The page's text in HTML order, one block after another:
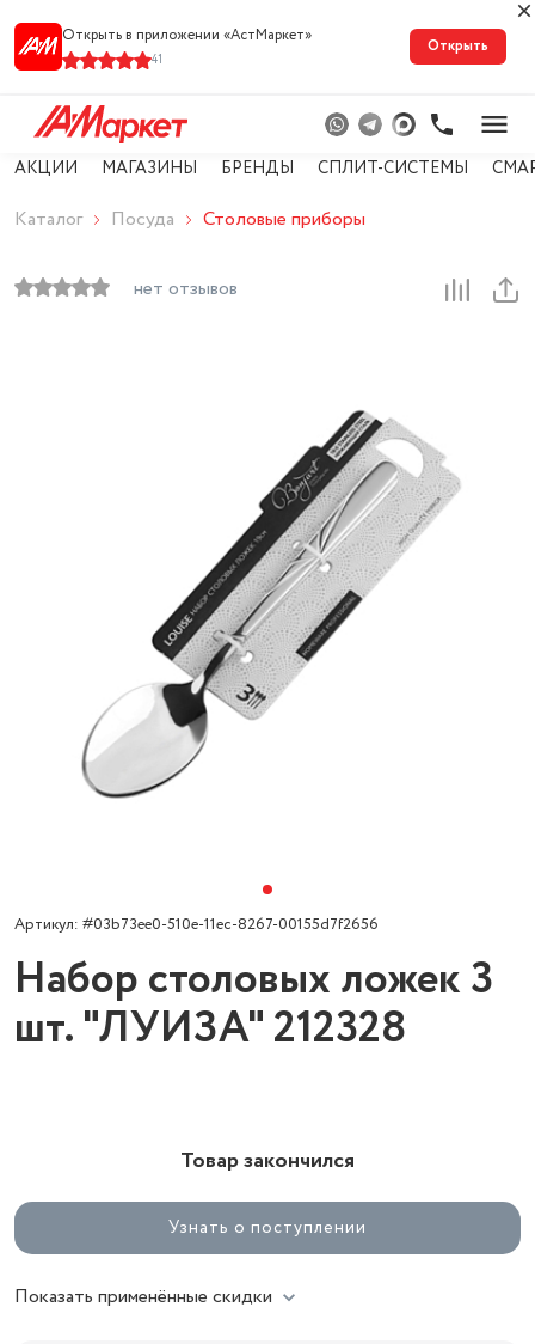
Открыть в приложении «АстМарке‪т‬»
41
Открыть
АКЦИИ МАГАЗИНЫ БРЕНДЫ СПЛИТ-СИСТЕМЫ
Каталог Посуда Столовые приборы
нет отзывов
Артикул: #03b73ee0-510e-11ec-8267-00155d7f2656
Набор столовых ложек 3
шт. "ЛУИЗА" 212328
Товар закончился
Узнать о поступлении
Показать применённые скидки